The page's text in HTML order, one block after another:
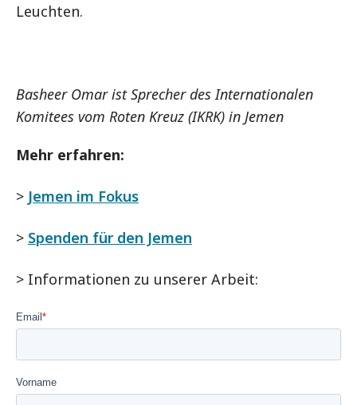
Leuchten.
Basheer Omar ist Sprecher des Internationalen
Komitees vom Roten Kreuz (IKRK) in Jemen
Mehr erfahren:
> Jemen im Fokus
> Spenden für den Jemen
> Informationen zu unserer Arbeit: